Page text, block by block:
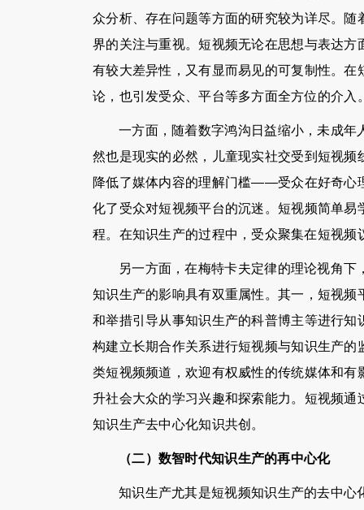
众分析、存在问题等方面的研究较为详尽。
界的关注与重视。短视频无论在思想与表达
有较大差异性，又有显而易见的可复制性。
论，也引发受众、平台等多方面全方位的介入
一方面，随着数字鸿沟日益缩小，未成
然也是现实的必然，儿童现实社交受到短视
降低了媒体内容的理解门槛——受众在好奇心
化了受众对短视频平台的沉迷。短视频简单
程。在知识生产的过程中，受众聚集在短视频
另一方面，在梅特卡夫定律的理论视角
知识生产的影响具有双重属性。其一，短视
和举措引导从事知识生产的科普博主等进行
构建立长期合作关系进行短视频与知识生产
类短视频频道，欢迎有权威性的传统媒体和
升社会大众的学习兴趣和探索能力。短视频
知识生产去中心化知识共创。
（二）数智时代知识生产的再中心化
知识生产尤其是短视频知识生产的去中